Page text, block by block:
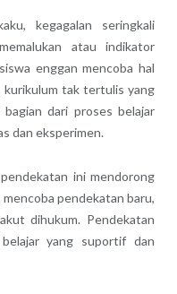
kegagalan seringkali
atau indikator
enggan mencoba hal
kurikulum tak tertulis yang
bagian dari proses belajar
dan eksperimen.
ini mendorong
pendekatan baru,
dihukum. Pendekatan
yang suportif dan